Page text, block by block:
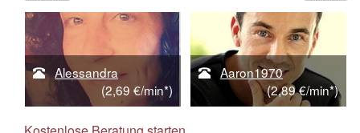
Alessandra
(2,69 €/min*)
Aaron1970
(2,89 €/min*)